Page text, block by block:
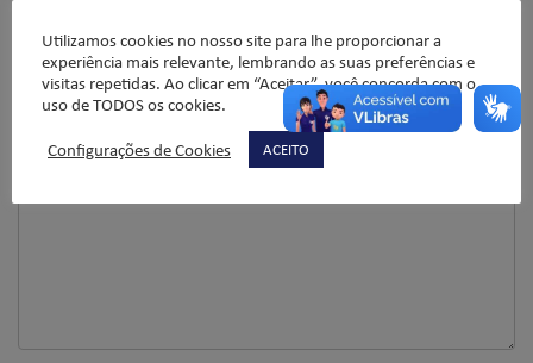
obrigatórios são marcados com*
Comentário*
Utilizamos cookies no nosso site para lhe proporcionar a
experiência mais relevante, lembrando as suas preferências e
visitas repetidas. Ao clicar em “Aceitar”, você concorda com o
uso de TODOS os cookies.
Configurações de Cookies
ACEITO